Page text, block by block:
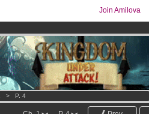
Join Amilova
> P. 4